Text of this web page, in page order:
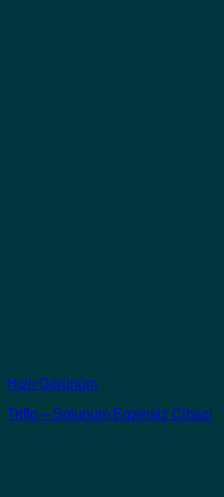
Hızlı Görünüm
Triflo – Solunum Egzersiz Cihazı